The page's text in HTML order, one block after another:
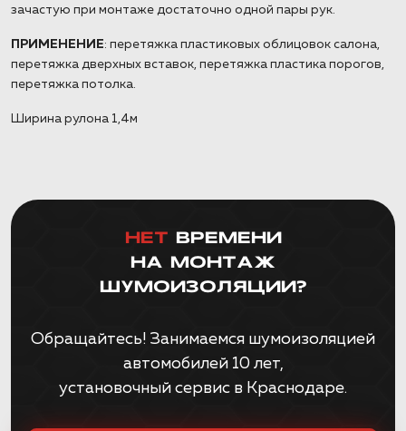
зачастую при монтаже достаточно одной пары рук.
ПРИМЕНЕНИЕ: перетяжка пластиковых облицовок салона,
перетяжка дверхных вставок, перетяжка пластика порогов,
перетяжка потолка.
Ширина рулона 1,4м
НЕТ ВРЕМЕНИ
НА МОНТАЖ
ШУМОИЗОЛЯЦИИ?
Обращайтесь! Занимаемся шумоизоляцией
автомобилей 10 лет,
установочный сервис в Краснодаре.